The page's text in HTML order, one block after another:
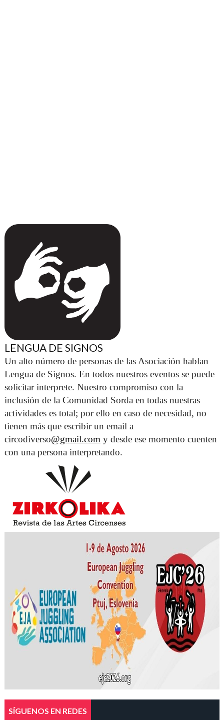
LENGUA DE SIGNOS
Un alto número de personas de las Asociación hablan
Lengua de Signos. En todos nuestros eventos se puede
solicitar interprete. Nuestro compromiso con la
inclusión de la Comunidad Sorda en todas nuestras
actividades es total; por ello en caso de necesidad, no
tienen más que escribir un email a
circodiverso@gmail.com y desde ese momento cuenten
con una persona interpretando.
SÍGUENOS EN REDES